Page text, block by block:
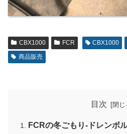
CBX1000 FCR CBX1000
商品販売
目次
FCRの冬ごもり-ドレンボ